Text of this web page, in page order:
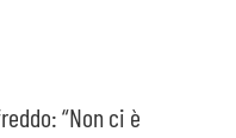
“Non ci è